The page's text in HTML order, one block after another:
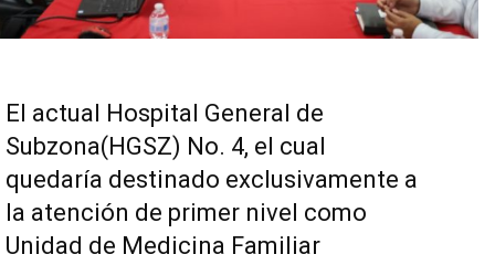
El actual Hospital General de
Subzona(HGSZ) No. 4, el cual
quedaría destinado exclusivamente a
la atención de primer nivel como
Unidad de Medicina Familiar